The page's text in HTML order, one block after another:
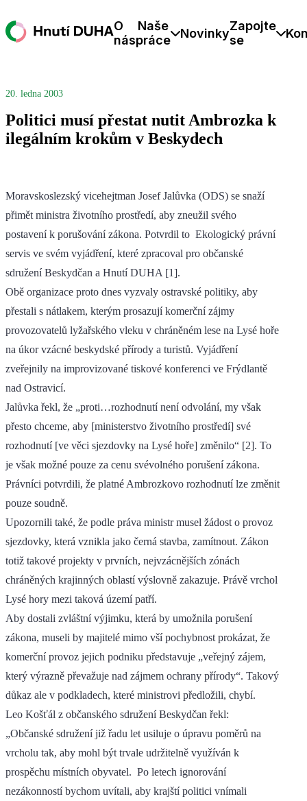
O
nás
Naše
práce
NovinkyZapojte
se
20. ledna 2003
Politici musí přestat nutit Ambrozka k
ilegálním krokům v Beskydech
Moravskoslezský vicehejtman Josef Jalůvka (ODS) se snaží
přimět ministra životního prostředí, aby zneužil svého
postavení k porušování zákona. Potvrdil to Ekologický právní
servis ve svém vyjádření, které zpracoval pro občanské
sdružení Beskydčan a Hnutí DUHA [1].
Obě organizace proto dnes vyzvaly ostravské politiky, aby
přestali s nátlakem, kterým prosazují komerční zájmy
provozovatelů lyžařského vleku v chráněném lese na Lysé hoře
na úkor vzácné beskydské přírody a turistů. Vyjádření
zveřejnily na improvizované tiskové konferenci ve Frýdlantě
nad Ostravicí.
Jalůvka řekl, že „proti…rozhodnutí není odvolání, my však
přesto chceme, aby [ministerstvo životního prostředí] své
rozhodnutí [ve věci sjezdovky na Lysé hoře] změnilo“ [2]. To
je však možné pouze za cenu svévolného porušení zákona.
Právníci potvrdili, že platné Ambrozkovo rozhodnutí lze změnit
pouze soudně.
Upozornili také, že podle práva ministr musel žádost o provoz
sjezdovky, která vznikla jako černá stavba, zamítnout. Zákon
totiž takové projekty v prvních, nejvzácnějších zónách
chráněných krajinných oblastí výslovně zakazuje. Právě vrchol
Lysé hory mezi taková území patří.
Aby dostali zvláštní výjimku, která by umožnila porušení
zákona, museli by majitelé mimo vší pochybnost prokázat, že
komerční provoz jejich podniku představuje „veřejný zájem,
který výrazně převažuje nad zájmem ochrany přírody“. Takový
důkaz ale v podkladech, které ministrovi předložili, chybí.
Leo Košťál z občanského sdružení Beskydčan řekl:
„Občanské sdružení již řadu let usiluje o úpravu poměrů na
vrcholu tak, aby mohl být trvale udržitelně využíván k
prospěchu místních obyvatel. Po letech ignorování
nezákonností bychom uvítali, aby krajští politici vnímali